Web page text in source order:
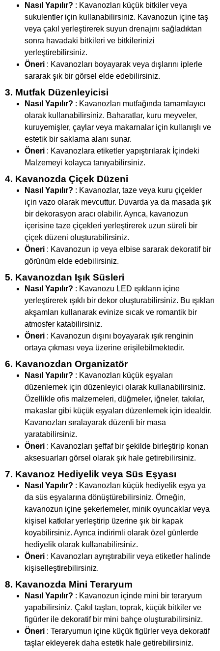
Nasıl Yapılır? : Kavanozları küçük bitkiler veya
sukulentler için kullanabilirsiniz. Kavanozun içine taş
veya çakıl yerleştirerek suyun drenajını sağladıktan
sonra havadaki bitkileri ve bitkilerinizi
yerleştirebilirsiniz.
Öneri : Kavanozları boyayarak veya dışlarını iplerle
sararak şık bir görsel elde edebilirsiniz.
3. Mutfak Düzenleyicisi
Nasıl Yapılır? : Kavanozları mutfağında tamamlayıcı
olarak kullanabilirsiniz. Baharatlar, kuru meyveler,
kuruyemişler, çaylar veya makarnalar için kullanışlı ve
estetik bir saklama alanı sunar.
Öneri : Kavanozlara etiketler yapıştırılarak İçindeki
Malzemeyi kolayca tanıyabilirsiniz.
4. Kavanozda Çiçek Düzeni
Nasıl Yapılır? : Kavanozlar, taze veya kuru çiçekler
için vazo olarak mevcuttur. Duvarda ya da masada şık
bir dekorasyon aracı olabilir. Ayrıca, kavanozun
içerisine taze çiçekleri yerleştirerek uzun süreli bir
çiçek düzeni oluşturabilirsiniz.
Öneri : Kavanozun ip veya elbise sararak dekoratif bir
görünüm elde edebilirsiniz.
5. Kavanozdan Işık Süsleri
Nasıl Yapılır? : Kavanozu LED ışıkların içine
yerleştirerek ışıklı bir dekor oluşturabilirsiniz. Bu ışıkları
akşamları kullanarak evinize sıcak ve romantik bir
atmosfer katabilirsiniz.
Öneri : Kavanozun dışını boyayarak ışık renginin
ortaya çıkması veya üzerine erişilebilmektedir.
6. Kavanozdan Organizatör
Nasıl Yapılır? : Kavanozları küçük eşyaları
düzenlemek için düzenleyici olarak kullanabilirsiniz.
Özellikle ofis malzemeleri, düğmeler, iğneler, takılar,
makaslar gibi küçük eşyaları düzenlemek için idealdir.
Kavanozları sıralayarak düzenli bir masa
yaratabilirsiniz.
Öneri : Kavanozları şeffaf bir şekilde birleştirip konan
aksesuarları görsel olarak şık hale getirebilirsiniz.
7. Kavanoz Hediyelik veya Süs Eşyası
Nasıl Yapılır? : Kavanozları küçük hediyelik eşya ya
da süs eşyalarına dönüştürebilirsiniz. Örneğin,
kavanozun içine şekerlemeler, minik oyuncaklar veya
kişisel katkılar yerleştirip üzerine şık bir kapak
koyabilirsiniz. Ayrıca indirimli olarak özel günlerde
hediyelik olarak kullanabilirsiniz.
Öneri : Kavanozları ayrıştırabilir veya etiketler halinde
kişiselleştirebilirsiniz.
8. Kavanozda Mini Teraryum
Nasıl Yapılır? : Kavanozun içinde mini bir teraryum
yapabilirsiniz. Çakıl taşları, toprak, küçük bitkiler ve
figürler ile dekoratif bir mini bahçe oluşturabilirsiniz.
Öneri : Teraryumun içine küçük figürler veya dekoratif
taşlar ekleyerek daha estetik hale getirebilirsiniz.